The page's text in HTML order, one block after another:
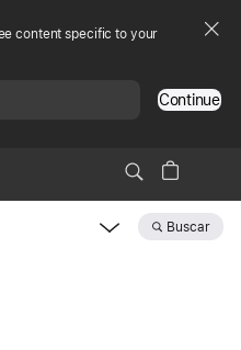
content specific to your
Continue
Buscar